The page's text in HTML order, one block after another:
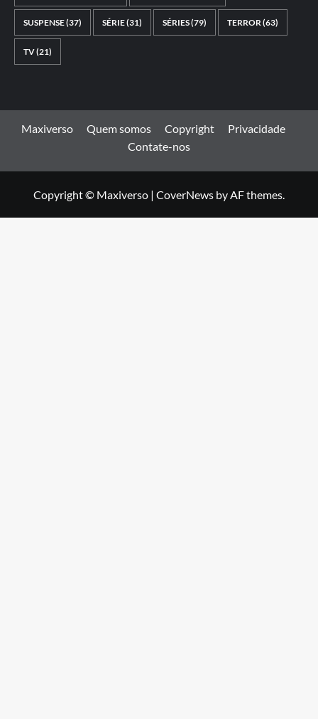
SUSPENSE(37) SÉRIE(31) SÉRIES(79) TERROR(63)
TV(21)
Maxiverso Quem somos Copyright
Privacidade
Contate-nos
Copyright © Maxiverso | CoverNews by AF themes.